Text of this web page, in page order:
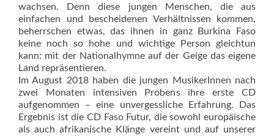
wachsen. Denn diese jungen Menschen, die aus
einfachen und bescheidenen Verhältnissen kommen,
beherrschen etwas, das ihnen in ganz Burkina Faso
keine noch so hohe und wichtige Person gleichtun
kann: mit der Nationalhymne auf der Geige das eigene
Land repräsentieren.
Im August 2018 haben die jungen MusikerInnen nach
zwei Monaten intensiven Probens ihre erste CD
aufgenommen – eine unvergessliche Erfahrung. Das
Ergebnis ist die CD Faso Futur, die sowohl europäische
als auch afrikanische Klänge vereint und auf unserer